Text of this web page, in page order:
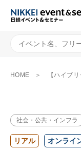
HOME 【ハイブ
社会・公共・インフラ
リアル オンライ